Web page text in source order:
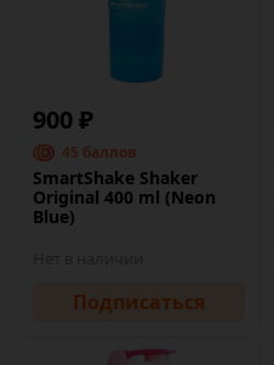
900 ₽
45 баллов
SmartShake Shaker
Original 400 ml (Neon
Blue)
Подписаться